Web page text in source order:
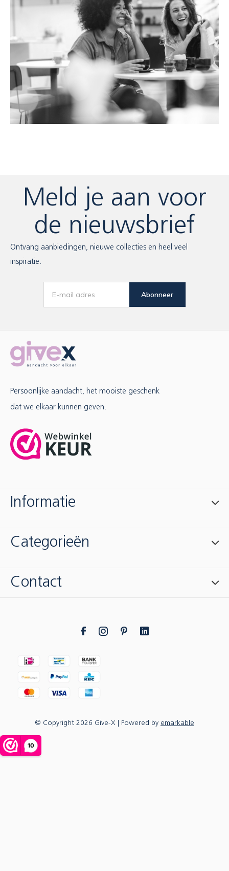
Meld je aan voor
de nieuwsbrief
Ontvang aanbiedingen, nieuwe collecties en heel veel
inspiratie.
Abonneer
Persoonlijke aandacht, het mooiste geschenk
dat we elkaar kunnen geven.
Informatie
Categorieën
Contact
© Copyright 2026 Give-X | Powered by emarkable